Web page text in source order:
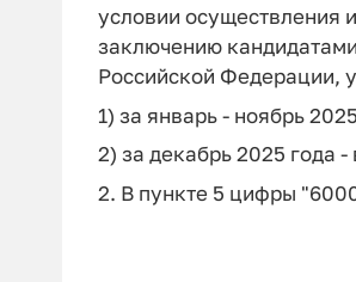
условии осуществления
заключению
Российской Федерации,
1) за январь - ноябрь
2) за декабрь 2025 года
2. В пункте 5 цифры